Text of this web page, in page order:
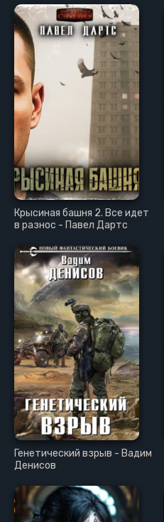
Крысиная башня 2. Все идет
в разнос - Павел Дартс
Генетический взрыв - Вадим
Денисов